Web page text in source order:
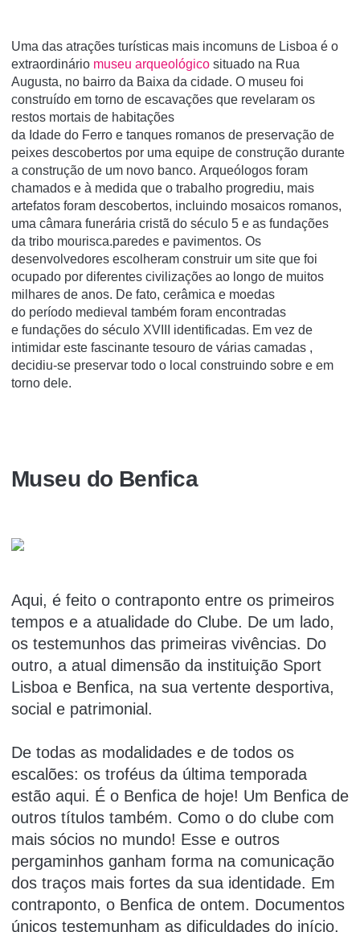
Uma das atrações turísticas mais incomuns de Lisboa é o
extraordinário museu arqueológico situado na Rua
Augusta, no bairro da Baixa da cidade. O museu foi
construído em torno de escavações que revelaram os
restos mortais de habitações
da Idade do Ferro e tanques romanos de preservação de
peixes descobertos por uma equipe de construção durante
a construção de um novo banco. Arqueólogos foram
chamados e à medida que o trabalho progrediu, mais
artefatos foram descobertos, incluindo mosaicos romanos,
uma câmara funerária cristã do século 5 e as fundações
da tribo mourisca.paredes e pavimentos. Os
desenvolvedores escolheram construir um site que foi
ocupado por diferentes civilizações ao longo de muitos
milhares de anos. De fato, cerâmica e moedas
do período medieval também foram encontradas
e fundações do século XVIII identificadas. Em vez de
intimidar este fascinante tesouro de várias camadas ,
decidiu-se preservar todo o local construindo sobre e em
torno dele.
Museu do Benfica
Aqui, é feito o contraponto entre os primeiros
tempos e a atualidade do Clube. De um lado,
os testemunhos das primeiras vivências. Do
outro, a atual dimensão da instituição Sport
Lisboa e Benfica, na sua vertente desportiva,
social e patrimonial.
De todas as modalidades e de todos os
escalões: os troféus da última temporada
estão aqui. É o Benfica de hoje! Um Benfica de
outros títulos também. Como o do clube com
mais sócios no mundo! Esse e outros
pergaminhos ganham forma na comunicação
dos traços mais fortes da sua identidade. Em
contraponto, o Benfica de ontem. Documentos
únicos testemunham as dificuldades do início.